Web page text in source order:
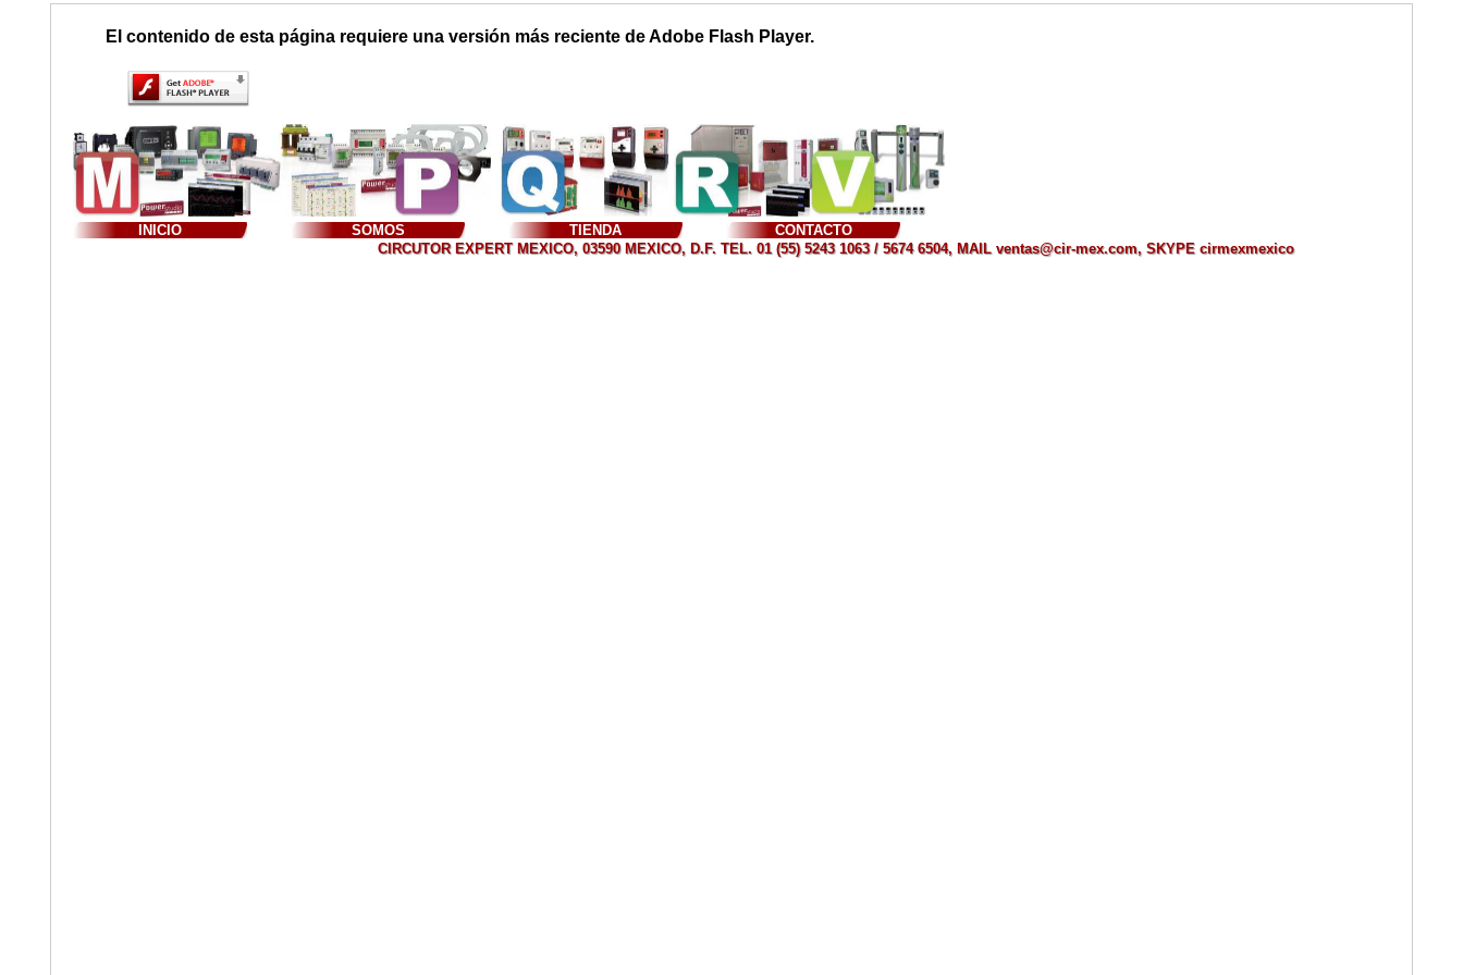
El contenido de esta página requiere una versión más reciente de Adobe Flash Player.
INICIO SOMOS TIENDA
CONTACTO
CIRCUTOR EXPERT MEXICO, 03590 MEXICO, D.F. TEL. 01 (55) 5243 1063 / 5674 6504, MAIL ventas@cir-mex.com, SKYPE cirmexmexico